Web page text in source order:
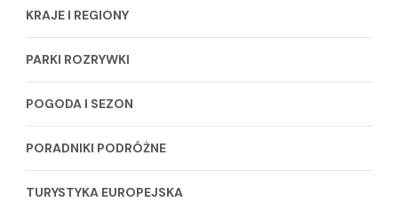
KRAJE I REGIONY
PARKI ROZRYWKI
POGODA I SEZON
PORADNIKI PODRÓŻNE
TURYSTYKA EUROPEJSKA